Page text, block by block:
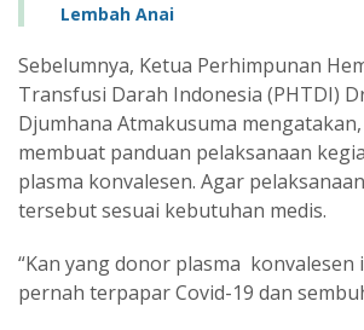
Lembah Anai ‎
Sebelumnya, Ketua Perhimpunan
Transfusi Darah Indonesia (PHTDI)
Djumhana Atmakusuma
membuat panduan pelaksanaan
plasma konvalesen. Agar
tersebut sesuai kebutuhan medis.
“Kan yang donor plasma konvalesen
pernah terpapar Covid-19 dan